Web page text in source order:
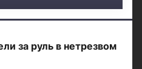
за руль в нетрезвом